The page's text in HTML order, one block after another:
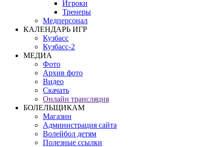
Игроки
Тренеры
Медперсонал
КАЛЕНДАРЬ ИГР
Кузбасс
Кузбасс-2
МЕДИА
Фото
Архив фото
Видео
Скачать
Онлайн трансляция
БОЛЕЛЬЩИКАМ
Магазин
Администрация сайта
Волейбол детям
Полезные ссылки